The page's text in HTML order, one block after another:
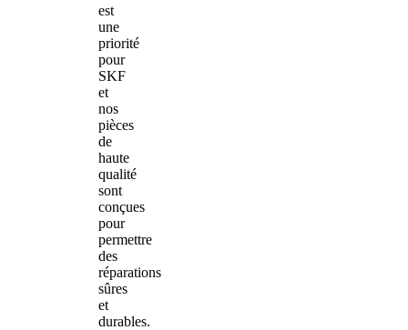
est
une
priorité
pour
SKF
et
nos
pièces
de
haute
qualité
sont
conçues
pour
permettre
des
réparations
sûres
et
durables.